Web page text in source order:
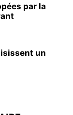
par la
un